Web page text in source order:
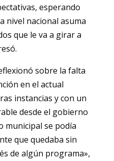
esperando
nivel nacional asuma
que le va a girar a
sobre la falta
en el actual
instancias y con un
desde el gobierno
municipal se podía
que quedaba sin
de algún programa»,